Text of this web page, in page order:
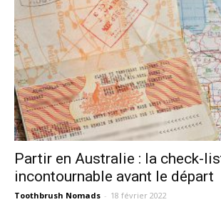
Partir en Australie : la check-
incontournable avant le départ
Toothbrush Nomads - 18 février 2022